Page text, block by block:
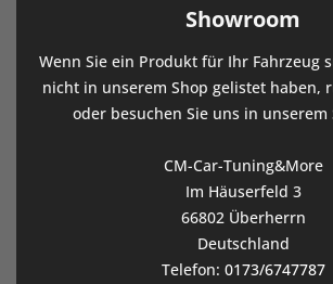
Showroom
Wenn Sie ein Produkt für Ihr Fahrzeug
nicht in unserem Shop gelistet haben,
oder besuchen Sie uns in unserem
CM-Car-Tuning&More
Im Häuserfeld 3
66802 Überherrn
Deutschland
Telefon: 0173/6747787